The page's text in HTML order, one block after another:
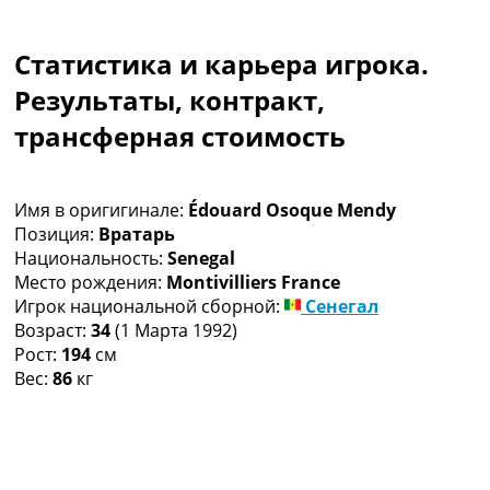
Чемпионат Мира
Украина. Премьер-Лига
Украина. Первая Лига
Лига Чемпионов
Другие Турниры >>>
Таблицы
Таблицы групп Чемпионата Мира
Украина. Премьер-Лига
Украина. Первая Лига
Лига Чемпионов. Таблицы групп
Англия. Премьер-Лига
Статистика и карьера игрока.
Результаты, контракт,
трансферная стоимость
Имя в оригигинале: Édouard Osoque Mendy
Позиция: Вратарь
Национальность: Senegal
Место рождения: Montivilliers France
Игрок национальной сборной:
Сенегал
Возраст: 34(1 Марта 1992)
Рост: 194 см
Вес: 86 кг